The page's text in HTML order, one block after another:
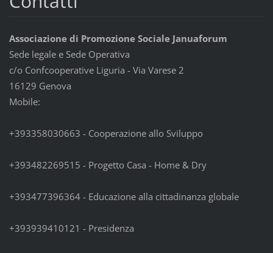
Associazione di Promozione Sociale Januaforum
Sede legale e Sede Operativa
c/o Confcooperative Liguria - Via Varese 2
16129 Genova
Mobile:
+393358030663 - Cooperazione allo Sviluppo
+393482269515 - Progetto Casa - Home & Dry
+393477396364 - Educazione alla cittadinanza globale
+393939410121 - Presidenza